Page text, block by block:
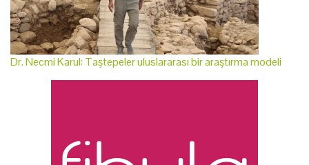
Dr. Necmi Karul: Taştepeler uluslararası bir araştırma modeli